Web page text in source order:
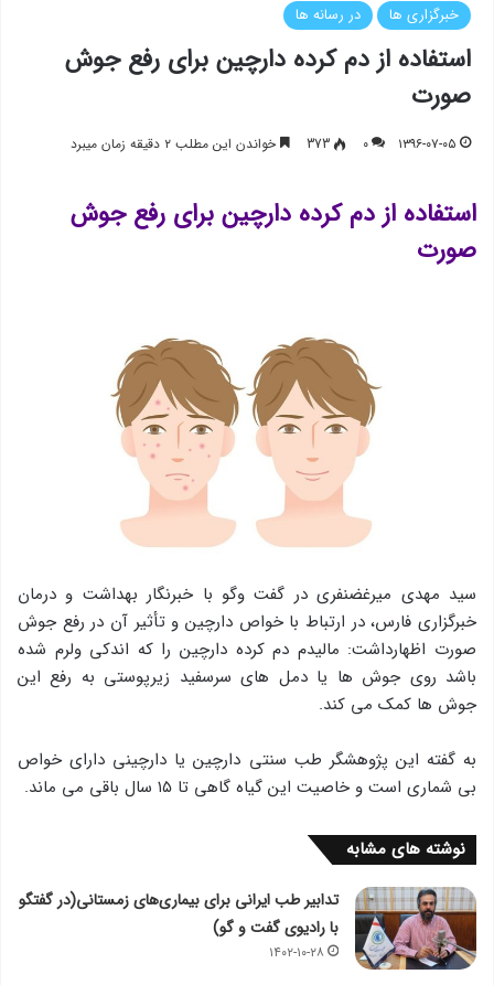
خبرگزاری ها در رسانه ها
استفاده از دم کرده دارچین برای رفع جوش
صورت
۱۳۹۶-۰۷-۰۵ ۰ 373 خواندن این مطلب ۲ دقیقه زمان میبرد
استفاده از دم کرده دارچین برای رفع جوش
صورت
سید مهدی میرغضنفری در گفت وگو با خبرنگار بهداشت و درمان
خبرگزاری فارس، در ارتباط با خواص دارچین و تأثیر آن در رفع جوش
صورت اظهارداشت: مالیدم دم کرده دارچین را که اندکی ولرم شده
باشد روی جوش ها یا دمل های سرسفید زیرپوستی به رفع این
جوش ها کمک می کند.
به گفته این پژوهشگر طب سنتی دارچین یا دارچینی دارای خواص
بی شماری است و خاصیت این گیاه گاهی تا ۱۵ سال باقی می ماند.
نوشته های مشابه
تدابیر طب ایرانی برای بیماری‌های زمستانی(در گفتگو
با رادیوی گفت و گو)
۱۴۰۲-۱۰-۲۸